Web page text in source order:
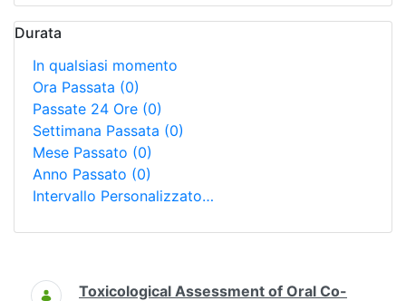
Durata
In qualsiasi momento
Ora Passata (0)
Passate 24 Ore (0)
Settimana Passata (0)
Mese Passato (0)
Anno Passato (0)
Intervallo Personalizzato…
Ricerca
Toxicological Assessment of Oral Co-